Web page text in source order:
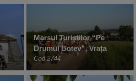
Marșul Turiștilor “Pe
Drumul Botev”, Vrața
Cod 2744